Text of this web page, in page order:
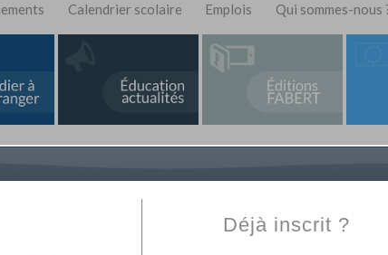
Calendrier scolaire Emplois Qui sommes-nous
Fabert.com
privé, du primaire au supérieur, mais aussi des
et des cours à distance. Ce moteur regroupe toutes les
Déjà inscrit ?